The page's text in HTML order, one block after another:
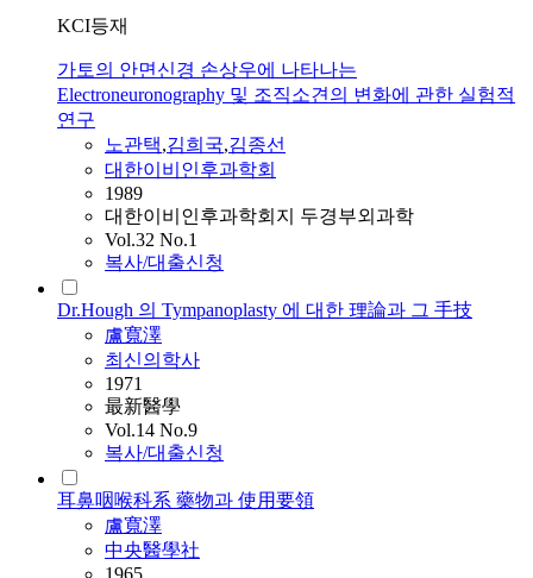
KCI등재
가토의 안면신경 손상우에 나타나는
Electroneuronography 및 조직소견의 변화에 관한 실험적
연구
노관택,김희국,김종선
대한이비인후과학회
1989
대한이비인후과학회지 두경부외과학
Vol.32 No.1
복사/대출신청
Dr.Hough 의 Tympanoplasty 에 대한 理論과 그 手技
盧寬澤
최신의학사
1971
最新醫學
Vol.14 No.9
복사/대출신청
耳鼻咽喉科系 藥物과 使用要領
盧寬澤
中央醫學社